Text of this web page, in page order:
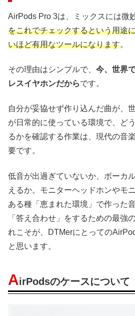
AirPods Pro 3は、ミックスには微
をこれでチェックするという用途
いほど有用なツールになります。
その理由はシンプルで、 今、世界
レスイヤホンだからです。
自分が妥協せず作り込んだ曲が、
が日常的に使っている環境で、ど
るかを確認する作業は、現代の音
要です。
低音が出過ぎていないか、ボーカ
えるか。モニターヘッドホンやモ
ある種「恵まれた環境」で作った
「答え合わせ」をするための最強
れこそが、DTMerにとっての
と思います。
AirPodsのケースについて